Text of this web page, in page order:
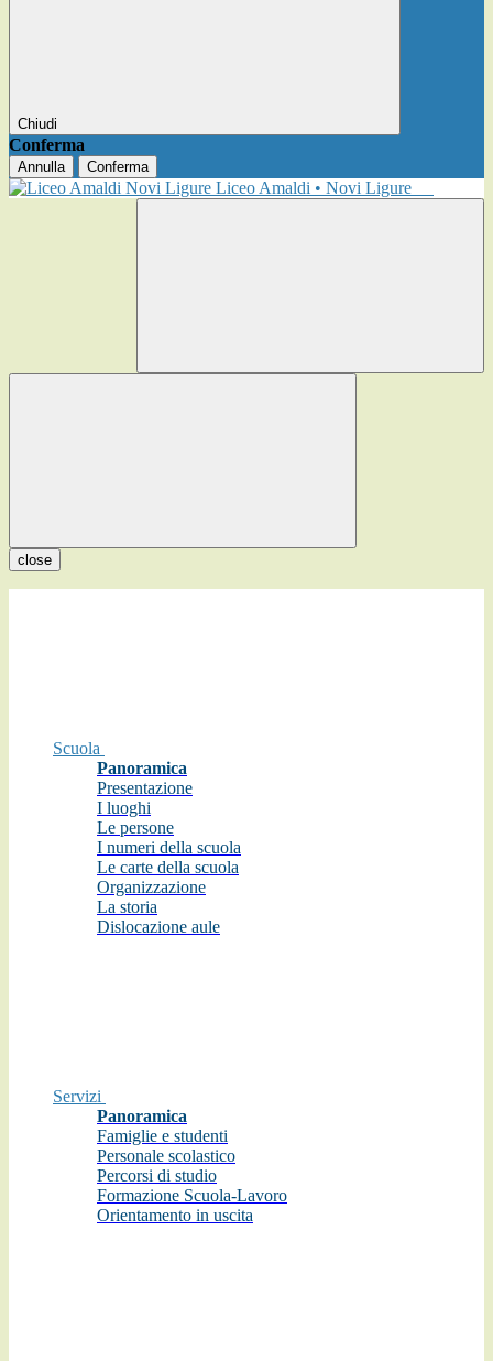
Chiudi
Conferma
Annulla Conferma
Liceo Amaldi • Novi Ligure
close
Scuola
Panoramica
Presentazione
I luoghi
Le persone
I numeri della scuola
Le carte della scuola
Organizzazione
La storia
Dislocazione aule
Servizi
Panoramica
Famiglie e studenti
Personale scolastico
Percorsi di studio
Formazione Scuola-Lavoro
Orientamento in uscita